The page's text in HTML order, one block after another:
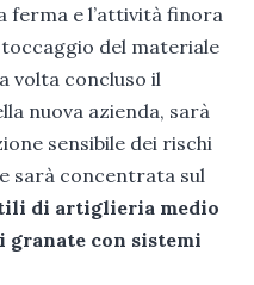
ferma e l’attività finora
del materiale
volta concluso il
nuova azienda, sarà
sensibile dei rischi
sarà concentrata sul
di artiglieria medio
granate con sistemi